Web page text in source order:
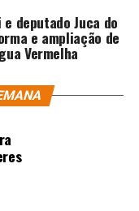
deputado Juca do
e ampliação de
Vermelha